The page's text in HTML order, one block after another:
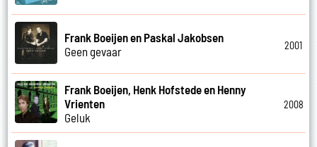
Frank Boeijen en Paskal Jakobsen
Geen gevaar
2001
Frank Boeijen, Henk Hofstede en Henny
Vrienten
Geluk
2008